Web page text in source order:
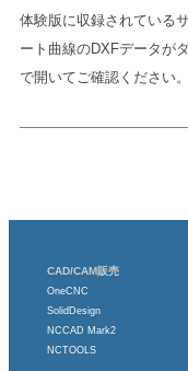
体験版に収録されている
ート曲線のDXFデータが
で開いてご確認ください。
CAD/CAM販売
OneCNC
SolidDesign
NCCAD Mark2
NCTOOLS